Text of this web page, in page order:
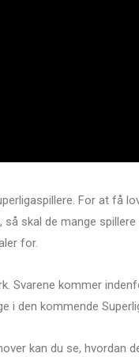
For at få
skal de mange
for.
Svarene kommer
i den kommende
kan du se, hvordan